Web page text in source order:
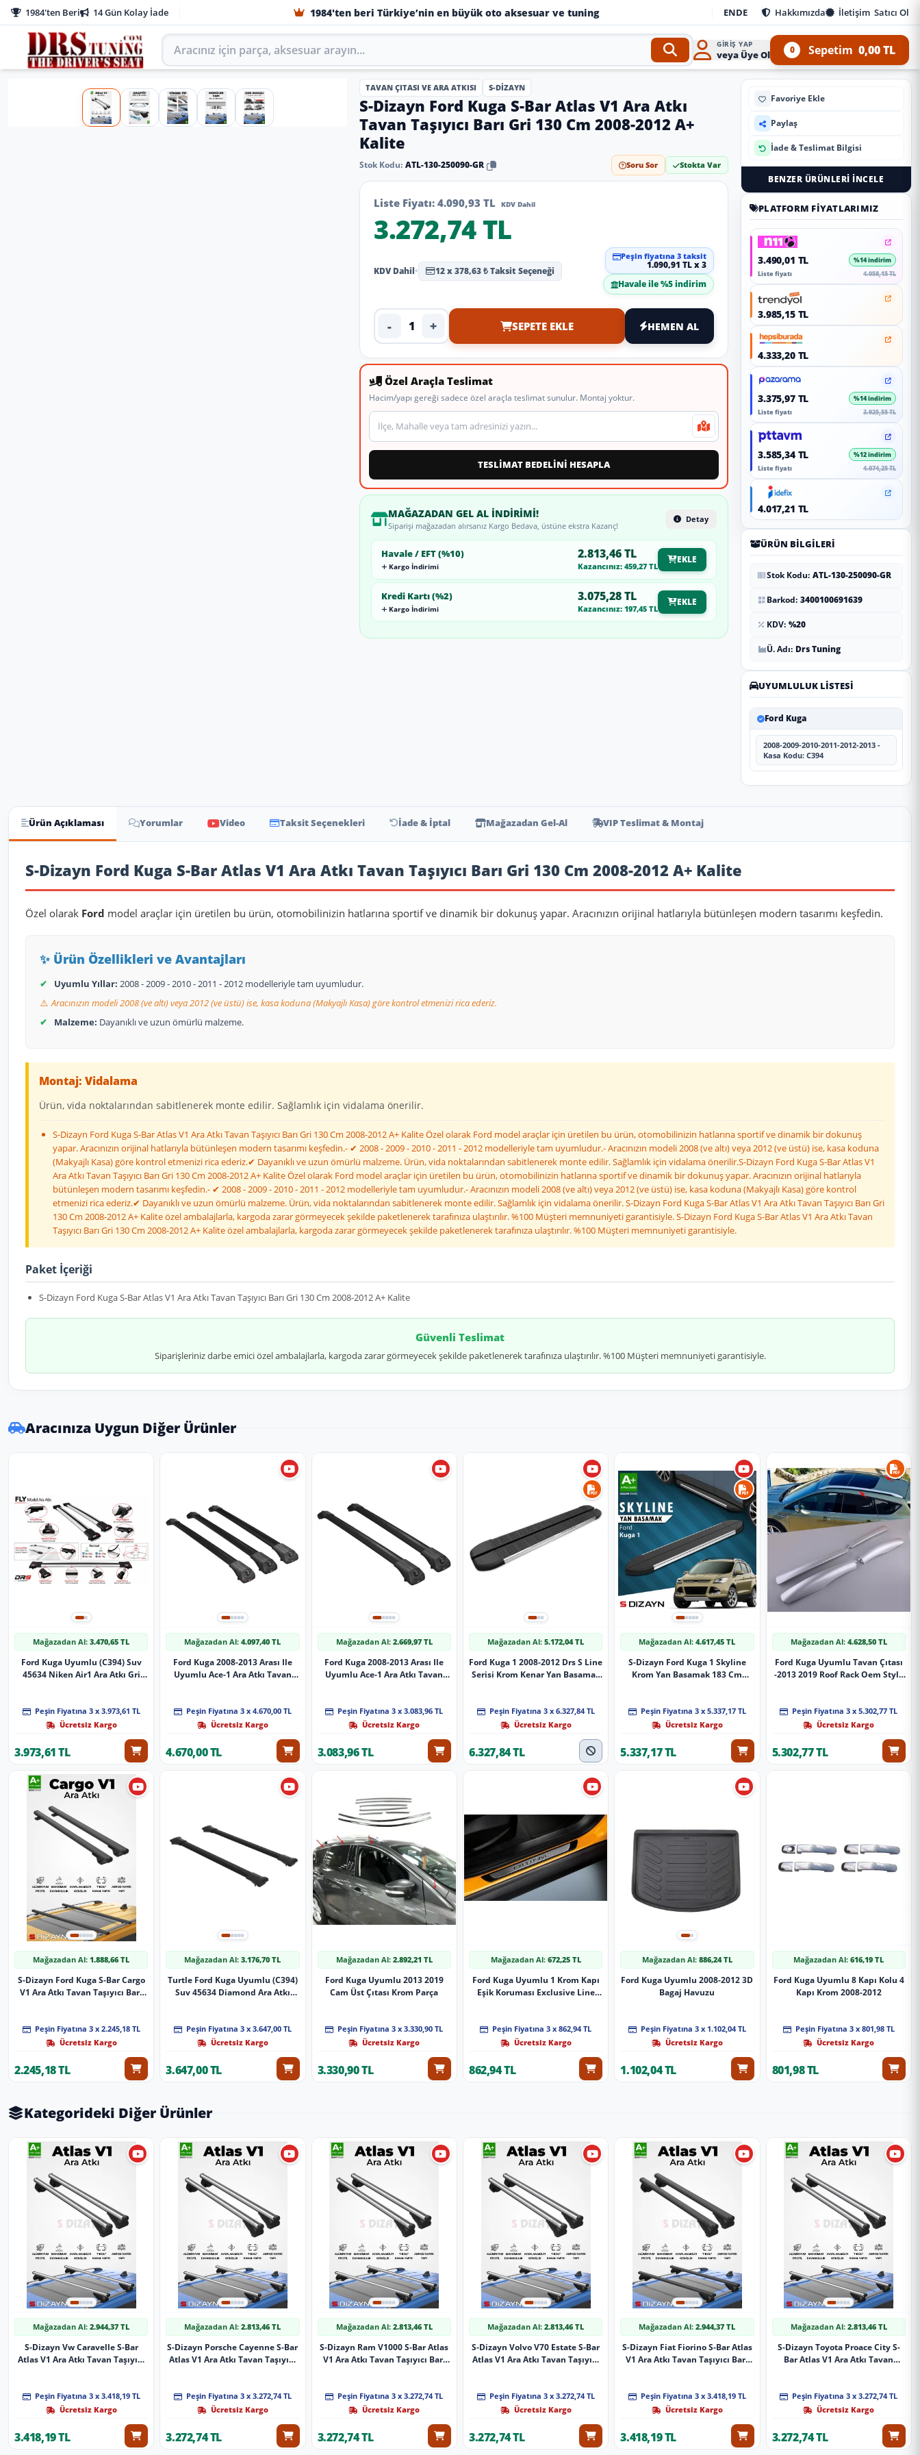
1984'ten Beri 14 Gün Kolay İade 1984'ten beri Türkiye’nin en büyük oto aksesuar ve tuning ENDE Hakkımızda İletişim Satıcı Ol
Aracınız için parça arayın
GIRIŞ YAP
veya Üye Ol 0 Sepetim 0,00 TL
TAVAN ÇITASI VE ARA ATKISI S-DIZAYN
S-Dizayn Ford Kuga S-Bar Atlas V1 Ara Atkı
Tavan Taşıyıcı Barı Gri 130 Cm 2008-2012 A+
Kalite
Stok Kodu: ATL-130-250090-GR Soru Sor Stokta Var
Liste Fiyatı:4.090,93 TL KDV Dahil
3.272,74 TL
KDV Dahil• 12 x 378,63 ₺ Taksit Seçeneği
Peşin fiyatına 3 taksit
1.090,91 TL x 3
Havale ile %5 indirim
Ürün adedi
- + SEPETE EKLE HEMEN AL
Özel Araçla Teslimat
Hacim/yapı gereği sadece özel araçla teslimat sunulur. Montaj yoktur.
Teslimat veya montaj adresi
TESLİMAT BEDELİNİ HESAPLA
MAĞAZADAN GEL AL İNDIRIMI!
Siparişi mağazadan alırsanız Kargo Bedava, üstüne ekstra Kazanç!
Detay
Havale / EFT (%10)
Kargo İndirimi
2.813,46 TL
Kazancınız: 459,27 TL
EKLE
Kredi Kartı (%2)
Kargo İndirimi
3.075,28 TL
Kazancınız: 197,45 TL
EKLE
Favoriye Ekle
Paylaş
İade & Teslimat Bilgisi
BENZER ÜRÜNLERI İNCELE
PLATFORM FIYATLARIMIZ
3.490,01 TL %14 indirim
Liste fiyatı 4.058,15 TL
3.985,15 TL
4.333,20 TL
3.375,97 TL %14 indirim
Liste fiyatı 3.925,55 TL
3.585,34 TL %12 indirim
Liste fiyatı 4.074,25 TL
4.017,21 TL
ÜRÜN BILGILERI
Stok Kodu: ATL-130-250090-GR
Barkod: 3400100691639
KDV: %20
Ü. Adı: Drs Tuning
UYUMLULUK LISTESI
Ford Kuga
2008-2009-2010-2011-2012-2013 -
Kasa Kodu: C394
Ürün Açıklaması Yorumlar Video Taksit Seçenekleri İade & İptal Mağazadan Gel-Al VIP Teslimat & Montaj
Ürün Açıklaması
S-Dizayn Ford Kuga S-Bar Atlas V1 Ara Atkı Tavan Taşıyıcı Barı Gri 130 Cm 2008-2012 A+ Kalite
Özel olarak Ford model araçlar için üretilen bu ürün, otomobilinizin hatlarına sportif ve dinamik bir dokunuş yapar. Aracınızın orijinal hatlarıyla bütünleşen modern tasarımı keşfedin.
✨ Ürün Özellikleri ve Avantajları
✔ Uyumlu Yıllar: 2008 - 2009 - 2010 - 2011 - 2012 modelleriyle tam uyumludur.
⚠️ Aracınızın modeli 2008 (ve altı) veya 2012 (ve üstü) ise, kasa koduna (Makyajlı Kasa) göre kontrol etmenizi rica ederiz.
✔
Malzeme: Dayanıklı ve uzun ömürlü malzeme.
Montaj: Vidalama
Ürün, vida noktalarından sabitlenerek monte edilir. Sağlamlık için vidalama önerilir.
S-Dizayn Ford Kuga S-Bar Atlas V1 Ara Atkı Tavan Taşıyıcı Barı Gri 130 Cm 2008-2012 A+ Kalite Özel olarak Ford model araçlar için üretilen bu ürün, otomobilinizin hatlarına sportif ve dinamik bir dokunuş
yapar. Aracınızın orijinal hatlarıyla bütünleşen modern tasarımı keşfedin.- ✔ 2008 - 2009 - 2010 - 2011 - 2012 modelleriyle tam uyumludur.- Aracınızın modeli 2008 (ve altı) veya 2012 (ve üstü) ise, kasa koduna
(Makyajlı Kasa) göre kontrol etmenizi rica ederiz.✔ Dayanıklı ve uzun ömürlü malzeme. Ürün, vida noktalarından sabitlenerek monte edilir. Sağlamlık için vidalama önerilir.S-Dizayn Ford Kuga S-Bar Atlas V1
Ara Atkı Tavan Taşıyıcı Barı Gri 130 Cm 2008-2012 A+ Kalite Özel olarak Ford model araçlar için üretilen bu ürün, otomobilinizin hatlarına sportif ve dinamik bir dokunuş yapar. Aracınızın orijinal hatlarıyla
bütünleşen modern tasarımı keşfedin.- ✔ 2008 - 2009 - 2010 - 2011 - 2012 modelleriyle tam uyumludur.- Aracınızın modeli 2008 (ve altı) veya 2012 (ve üstü) ise, kasa koduna (Makyajlı Kasa) göre kontrol
etmenizi rica ederiz.✔ Dayanıklı ve uzun ömürlü malzeme. Ürün, vida noktalarından sabitlenerek monte edilir. Sağlamlık için vidalama önerilir. S-Dizayn Ford Kuga S-Bar Atlas V1 Ara Atkı Tavan Taşıyıcı Barı Gri
130 Cm 2008-2012 A+ Kalite özel ambalajlarla, kargoda zarar görmeyecek şekilde paketlenerek tarafınıza ulaştırılır. %100 Müşteri memnuniyeti garantisiyle. S-Dizayn Ford Kuga S-Bar Atlas V1 Ara Atkı Tavan
Taşıyıcı Barı Gri 130 Cm 2008-2012 A+ Kalite özel ambalajlarla, kargoda zarar görmeyecek şekilde paketlenerek tarafınıza ulaştırılır. %100 Müşteri memnuniyeti garantisiyle.
Paket İçeriği
S-Dizayn Ford Kuga S-Bar Atlas V1 Ara Atkı Tavan Taşıyıcı Barı Gri 130 Cm 2008-2012 A+ Kalite
Güvenli Teslimat
Siparişleriniz darbe emici özel ambalajlarla, kargoda zarar görmeyecek şekilde paketlenerek tarafınıza ulaştırılır. %100 Müşteri memnuniyeti garantisiyle.
Aracınıza Uygun Diğer Ürünler
Mağazadan Al:3.470,65 TL
Ford Kuga Uyumlu (C394) Suv
45634 Niken Air1 Ara Atkı Gri
Peşin Fiyatına 3 x 3.973,61 TL
Ücretsiz Kargo
3.973,61 TL
Mağazadan Al:4.097,40 TL
Ford Kuga 2008-2013 Arası Ile
Uyumlu Ace-1 Ara Atkı Tavan
Peşin Fiyatına 3 x 4.670,00 TL
Ücretsiz Kargo
4.670,00 TL
Mağazadan Al: 2.669,97 TL
Ford Kuga 2008-2013 Arası Ile
Uyumlu Ace-1 Ara Atkı Tavan
Peşin Fiyatına 3 x 3.083,96 TL
Ücretsiz Kargo
3.083,96 TL
Mağazadan Al:5.172,04 TL
Ford Kuga 1 2008-2012 Drs S Line
Serisi Krom Kenar Yan Basamak
Peşin Fiyatına 3 x 6.327,84 TL
Ücretsiz Kargo
6.327,84 TL
Mağazadan Al:4.617,45 TL
S-Dizayn Ford Kuga 1 Skyline
Krom Yan Basamak 183 Cm
Peşin Fiyatına 3 x 5.337,17 TL
Ücretsiz Kargo
5.337,17 TL
Mağazadan Al: 4.628,50 TL
Ford Kuga Uyumlu Tavan Çıtası
-2013 2019 Roof Rack Oem Style
Peşin Fiyatına 3 x 5.302,77 TL
Ücretsiz Kargo
5.302,77 TL
Mağazadan Al:1.888,66 TL
S-Dizayn Ford Kuga S-Bar Cargo
V1 Ara Atkı Tavan Taşıyıcı Barı
Peşin Fiyatına 3 x 2.245,18 TL
Ücretsiz Kargo
2.245,18 TL
Mağazadan Al:3.176,70 TL
Turtle Ford Kuga Uyumlu (C394)
Suv 45634 Diamond Ara Atkı
Peşin Fiyatına 3 x 3.647,00 TL
Ücretsiz Kargo
3.647,00 TL
Mağazadan Al: 2.892,21 TL
Ford Kuga Uyumlu 2013 2019
Cam Üst Çıtası Krom Parça
Peşin Fiyatına 3 x 3.330,90 TL
Ücretsiz Kargo
3.330,90 TL
Mağazadan Al: 672,25 TL
Ford Kuga Uyumlu 1 Krom Kapı
Eşik Koruması Exclusive Line
Peşin Fiyatına 3 x 862,94 TL
Ücretsiz Kargo
862,94 TL
Mağazadan Al: 886,24 TL
Ford Kuga Uyumlu 2008-2012 3D
Bagaj Havuzu
Peşin Fiyatına 3 x 1.102,04 TL
Ücretsiz Kargo
1.102,04 TL
Mağazadan Al:616,19 TL
Ford Kuga Uyumlu 8 Kapı Kolu 4
Kapı Krom 2008-2012
Peşin Fiyatına 3 x 801,98 TL
Ücretsiz Kargo
801,98 TL
Kategorideki Diğer Ürünler
Mağazadan Al:2.944,37 TL
S-Dizayn Vw Caravelle S-Bar
Atlas V1 Ara Atkı Tavan Taşıyıcı
Peşin Fiyatına 3 x 3.418,19 TL
Ücretsiz Kargo
3.418,19 TL
Mağazadan Al:2.813,46 TL
S-Dizayn Porsche Cayenne S-Bar
Atlas V1 Ara Atkı Tavan Taşıyıcı
Peşin Fiyatına 3 x 3.272,74 TL
Ücretsiz Kargo
3.272,74 TL
Mağazadan Al: 2.813,46 TL
S-Dizayn Ram V1000 S-Bar Atlas
V1 Ara Atkı Tavan Taşıyıcı Barı
Peşin Fiyatına 3 x 3.272,74 TL
Ücretsiz Kargo
3.272,74 TL
Mağazadan Al:2.813,46 TL
S-Dizayn Volvo V70 Estate S-Bar
Atlas V1 Ara Atkı Tavan Taşıyıcı
Peşin Fiyatına 3 x 3.272,74 TL
Ücretsiz Kargo
3.272,74 TL
Mağazadan Al:2.944,37 TL
S-Dizayn Fiat Fiorino S-Bar Atlas
V1 Ara Atkı Tavan Taşıyıcı Barı
Peşin Fiyatına 3 x 3.418,19 TL
Ücretsiz Kargo
3.418,19 TL
Mağazadan Al: 2.813,46 TL
S-Dizayn Toyota Proace City S-
Bar Atlas V1 Ara Atkı Tavan
Peşin Fiyatına 3 x 3.272,74 TL
Ücretsiz Kargo
3.272,74 TL